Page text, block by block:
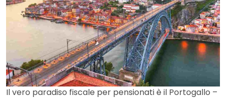
Il vero paradiso fiscale per pensionati è il Portogallo –